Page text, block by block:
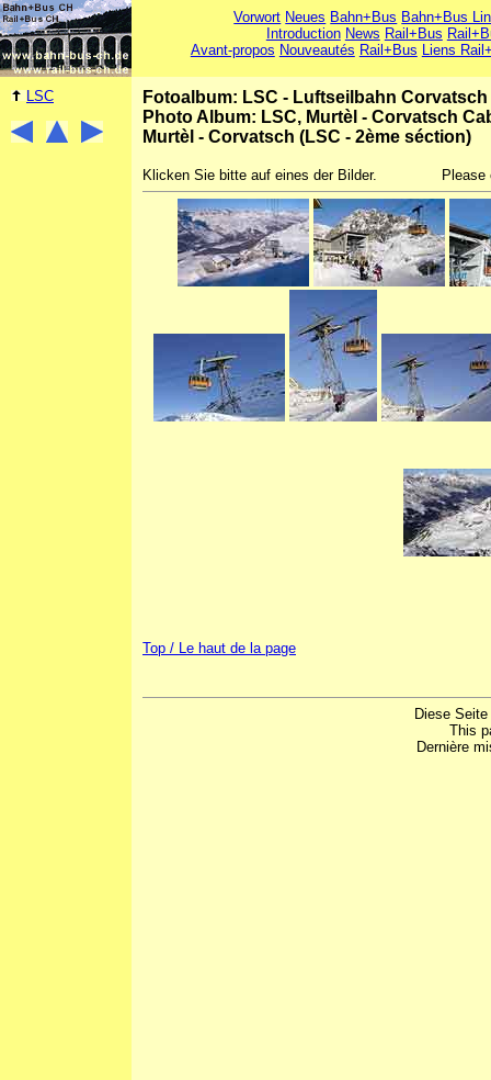
Vorwort Neues Bahn+Bus Bahn+Bus
Introduction News Rail+Bus
Avant-propos Nouveautés Rail+Bus Liens
LSC
Fotoalbum: LSC - Luftseilbahn
Photo Album: LSC, Murtèl - Corvatsch
Murtèl - Corvatsch (LSC - 2ème séction)
Klicken Sie bitte auf eines der Bilder.
Top / Le haut de la page
Diese
This
Dernière